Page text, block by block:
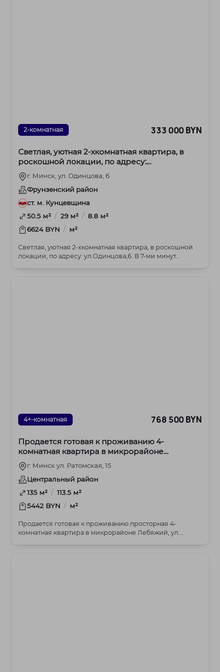
2-комнатная 333 000 BYN
Светлая, уютная 2-хкомнатная квартира, в
роскошной локации, по адресу:
ул.Одинцова,6.
г. Минск, ул. Одинцова, 6
Фрунзенский район
ст. м. Кунцевщина
50.5 м² / 29 м² / 8.8 м²
6624 BYN / м²
Светлая, уютная 2-хкомнатная квартира, в роскошной
локации, по адресу: ул.Одинцова,6. В 7-ми минут...
4+-комнатная 768 500 BYN
Продается готовая к проживанию 4-
комнатная квартира в микрорайоне
Лебяжий, ул. Ратомская, 15
г. Минск ул. Ратомская, 15
Центральный район
135 м² / 113.5 м²
5442 BYN / м²
Продается готовая к проживанию просторная 4-
комнатная квартира в микрорайоне Лебяжий, ул.